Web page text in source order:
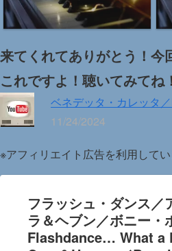
来てくれてありがとう！今
これですよ！聴いてみてね！
ベネデッタ・カレッタ
11/24/2024
※アフィリエイト広告を利用して
フラッシュ・ダンス／
ラ＆ヘブン／ボニー
Flashdance… What a